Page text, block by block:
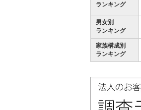
ランキング
男女別
ランキング
家族構成別
ランキング